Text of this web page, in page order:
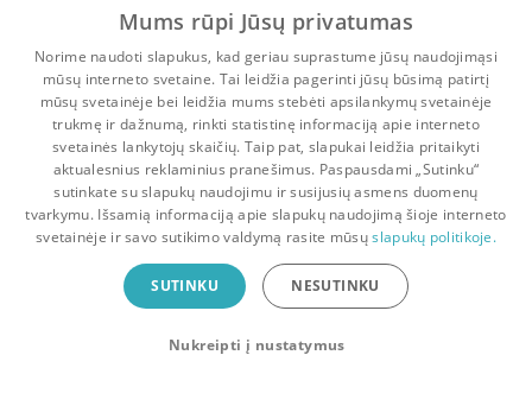
Danielius Miezelinskis,Aleksandra Mizielinskienė
0 4
Pradinis Krepšelis Pokalbiai Pranešimai Paskyra
Bookswap programėlė
Mainykis knygomis dar patogiau!
Uždaryti
Mums rūpi Jūsų privatumas
Norime naudoti slapukus, kad geriau suprastume jūsų naudojimąsi
mūsų interneto svetaine. Tai leidžia pagerinti jūsų būsimą patirtį
mūsų svetainėje bei leidžia mums stebėti apsilankymų svetainėje
trukmę ir dažnumą, rinkti statistinę informaciją apie interneto
svetainės lankytojų skaičių. Taip pat, slapukai leidžia pritaikyti
aktualesnius reklaminius pranešimus. Paspausdami „Sutinku“
sutinkate su slapukų naudojimu ir susijusių asmens duomenų
tvarkymu. Išsamią informaciją apie slapukų naudojimą šioje interneto
svetainėje ir savo sutikimo valdymą rasite mūsųslapukų politikoje.
SUTINKU NESUTINKU
Nukreipti į nustatymus